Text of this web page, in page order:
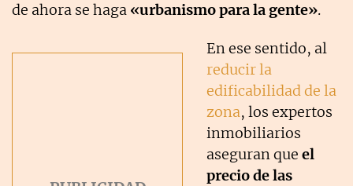
de ahora se haga «urbanismo para la gente».
En ese sentido, al
reducir la
edificabilidad de la
zona, los expertos
inmobiliarios
aseguran queel
precio de las